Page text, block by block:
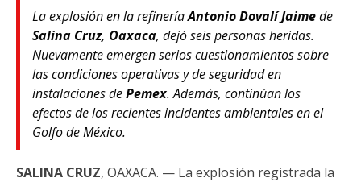
La explosión en la refineríaAntonio Dovalí Jaimede
Salina Cruz, Oaxaca, dejó seis personas heridas.
Nuevamente emergen serios cuestionamientos sobre
las condiciones operativas y de seguridad en
instalaciones dePemex. Además, continúan los
efectos de los recientes incidentes ambientales en el
Golfo de México.
SALINA CRUZ, OAXACA. — La explosión registrada la